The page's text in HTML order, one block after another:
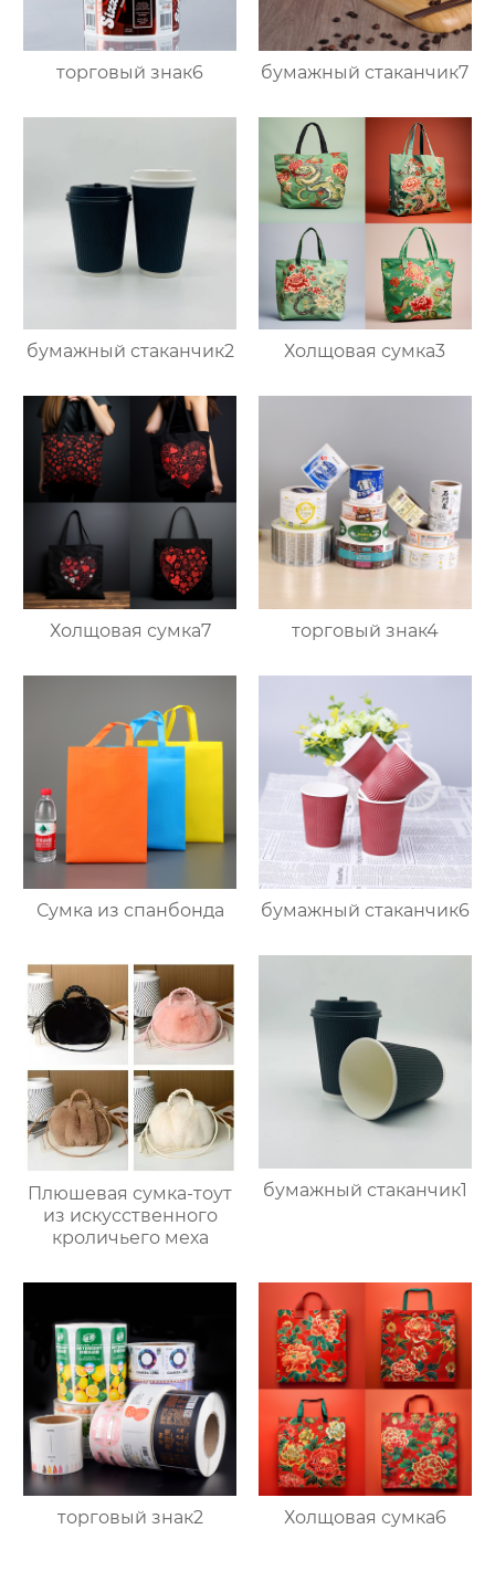
торговый знак6 бумажный стаканчик7
бумажный стаканчик2 Холщовая сумка3
Холщовая сумка7 торговый знак4
Сумка из спанбонда бумажный стаканчик6
Плюшевая сумка-тоут
из искусственного
кроличьего меха
бумажный стаканчик1
торговый знак2 Холщовая сумка6